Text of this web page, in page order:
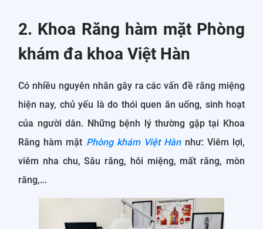
2. Khoa Răng hàm mặt Phòng
khám đa khoa Việt Hàn
Có nhiều nguyên nhân gây ra các vấn đề răng miệng
hiện nay, chủ yếu là do thói quen ăn uống, sinh hoạt
của người dân. Những bệnh lý thường gặp tại Khoa
Răng hàm mặt Phòng khám Việt Hànnhư: Viêm lợi,
viêm nha chu, Sâu răng, hôi miệng, mất răng, mòn
răng,...